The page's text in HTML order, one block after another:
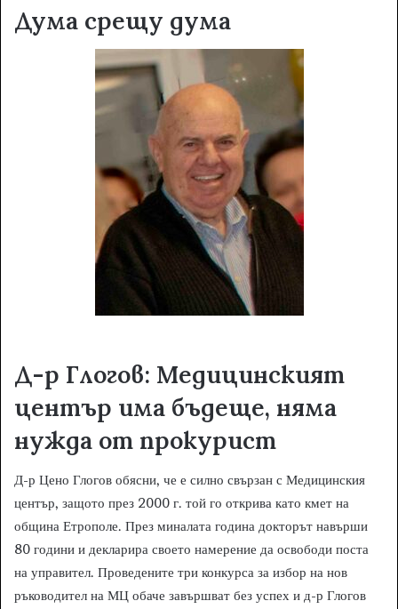
Дума срещу дума
Д-р Глогов: Медицинският
център има бъдеще, няма
нужда от прокурист
Д-р Цено Глогов обясни, че е силно свързан с Медицинския
център, защото през 2000 г. той го открива като кмет на
община Етрополе. През миналата година докторът навърши
80 години и декларира своето намерение да освободи поста
на управител. Проведените три конкурса за избор на нов
ръководител на МЦ обаче завършват без успех и д-р Глогов